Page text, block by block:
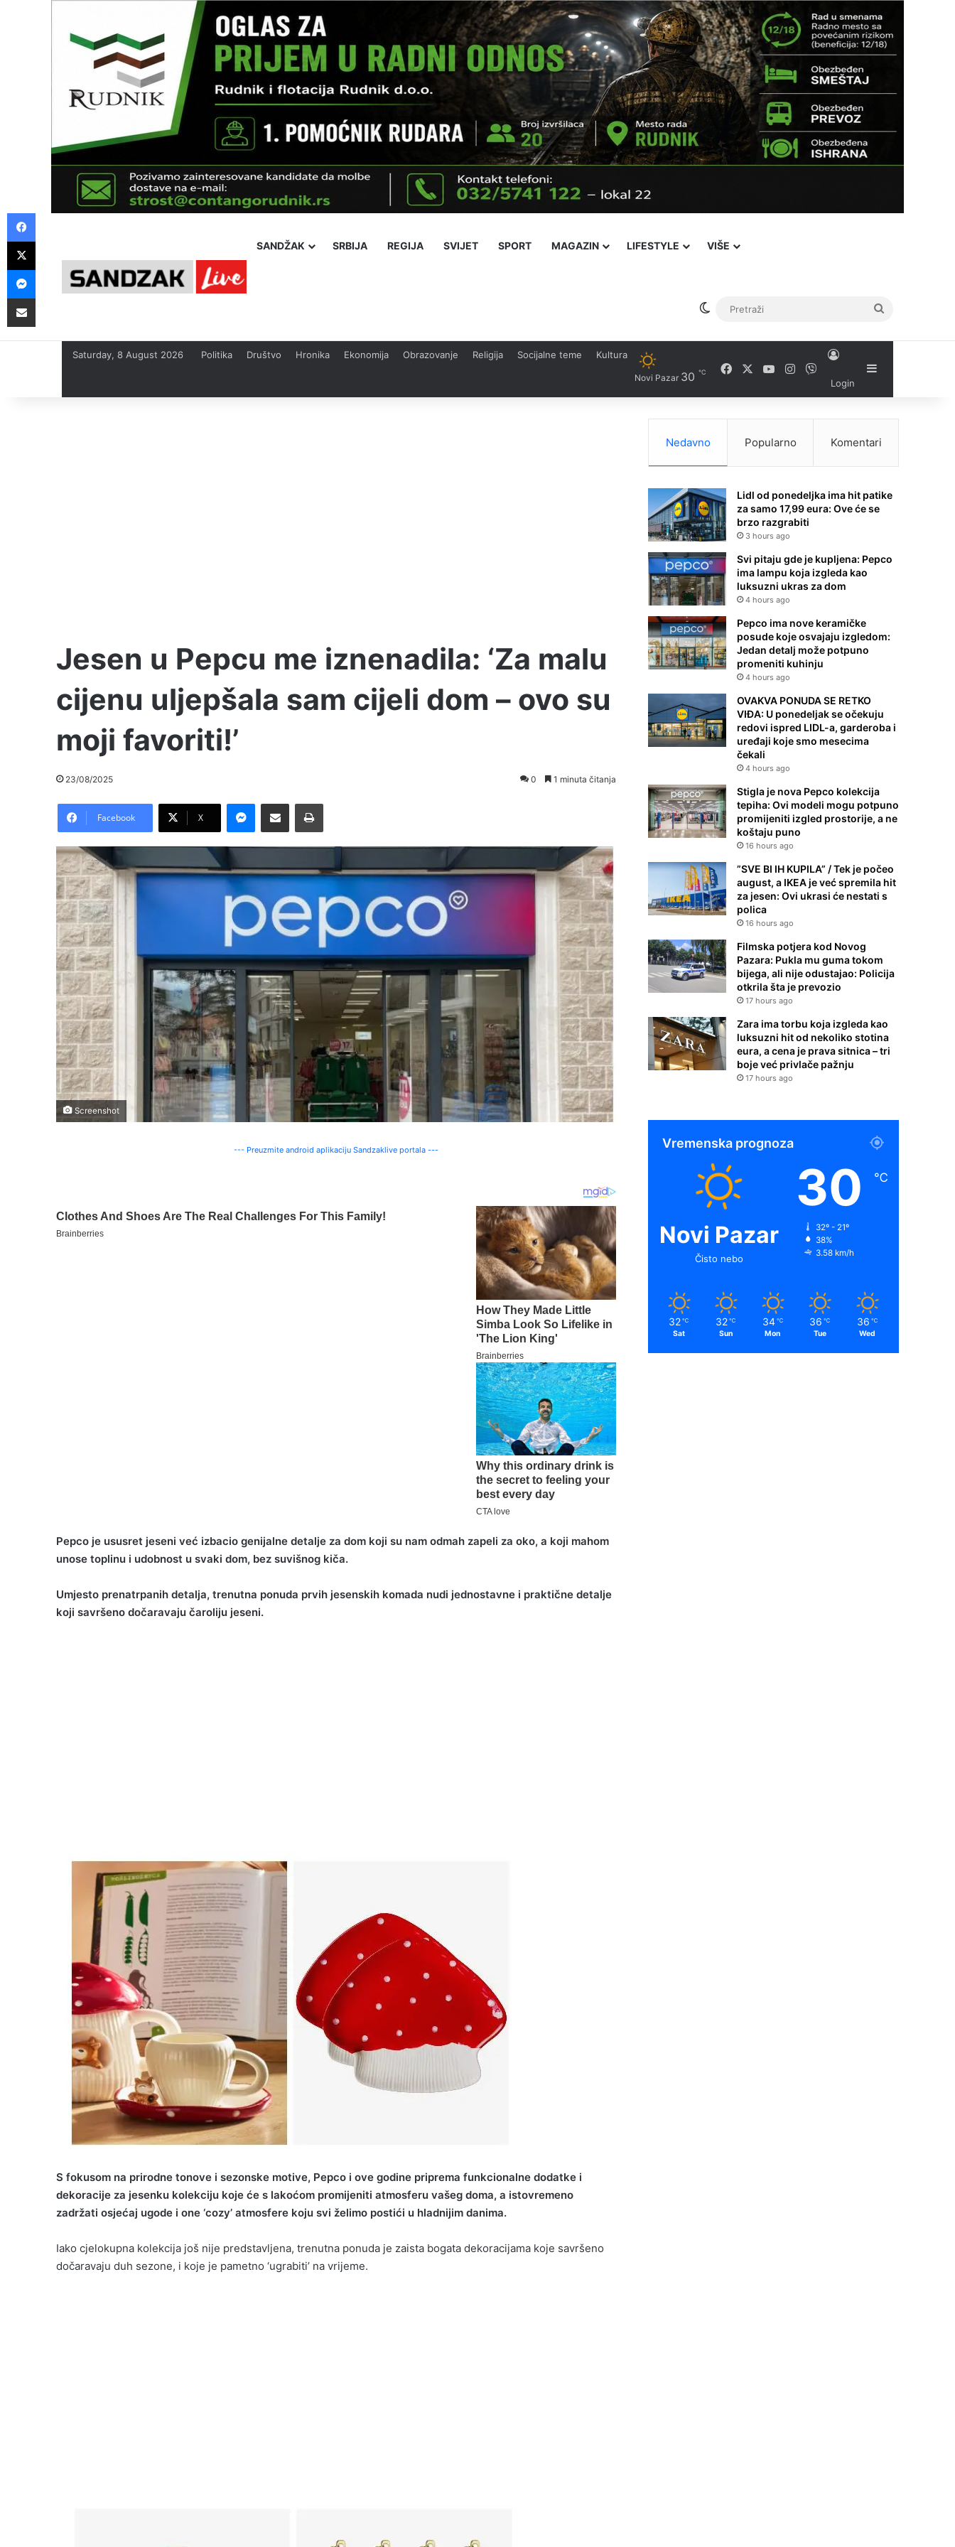
SANDŽAK SRBIJA REGIJA SVIJET SPORT MAGAZIN LIFESTYLE VIŠE
Switch skin
Saturday, 8 August 2026 Politika Društvo Hronika Ekonomija Obrazovanje Religija Socijalne teme Kultura
Novi Pazar 30 ℃ FacebookYouTubeInstagram
Viber
Login
Sidebar
Jesen u Pepcu me iznenadila: ‘Za malu
cijenu uljepšala sam cijeli dom – ovo su
moji favoriti!’
23/08/2025 0 1 minuta čitanja
Facebook X
Messenger
Pošalji preko E-Maila Printaj
Screenshot
--- Preuzmite android aplikaciju Sandzaklive portala ---
Pepco je ususret jeseni već izbacio genijalne detalje za dom koji su nam odmah zapeli za oko, a koji mahom
unose toplinu i udobnost u svaki dom, bez suvišnog kiča.
Umjesto prenatrpanih detalja, trenutna ponuda prvih jesenskih komada nudi jednostavne i praktične detalje
koji savršeno dočaravaju čaroliju jeseni.
S fokusom na prirodne tonove i sezonske motive, Pepco i ove godine priprema funkcionalne dodatke i
dekoracije za jesenku kolekciju koje će s lakoćom promijeniti atmosferu vašeg doma, a istovremeno
zadržati osjećaj ugode i one ‘cozy’ atmosfere koju svi želimo postići u hladnijim danima.
Iako cjelokupna kolekcija još nije predstavljena, trenutna ponuda je zaista bogata dekoracijama koje savršeno
dočaravaju duh sezone, i koje je pametno ‘ugrabiti’ na vrijeme.
Nedavno Popularno Komentari
Lidl od ponedeljka ima hit patike
za samo 17,99 eura: Ove će se
brzo razgrabiti
3 hours ago
Svi pitaju gde je kupljena: Pepco
ima lampu koja izgleda kao
luksuzni ukras za dom
4 hours ago
Pepco ima nove keramičke
posude koje osvajaju izgledom:
Jedan detalj može potpuno
promeniti kuhinju
4 hours ago
OVAKVA PONUDA SE RETKO
VIĐA: U ponedeljak se očekuju
redovi ispred LIDL-a, garderoba i
uređaji koje smo mesecima
čekali
4 hours ago
Stigla je nova Pepco kolekcija
tepiha: Ovi modeli mogu potpuno
promijeniti izgled prostorije, a ne
koštaju puno
16 hours ago
”SVE BI IH KUPILA” / Tek je počeo
august, a IKEA je već spremila hit
za jesen: Ovi ukrasi će nestati s
polica
16 hours ago
Filmska potjera kod Novog
Pazara: Pukla mu guma tokom
bijega, ali nije odustajao: Policija
otkrila šta je prevozio
17 hours ago
Zara ima torbu koja izgleda kao
luksuzni hit od nekoliko stotina
eura, a cena je prava sitnica – tri
boje već privlače pažnju
17 hours ago
Vremenska prognoza
Novi Pazar
Čisto nebo
30 ℃
32º - 21º
38%
3.58 km/h
32 ℃
Sat
32 ℃
Sun
34 ℃
Mon
36 ℃
Tue
36 ℃
Wed
Facebook
X
Messenger
Pošalji preko E-Maila